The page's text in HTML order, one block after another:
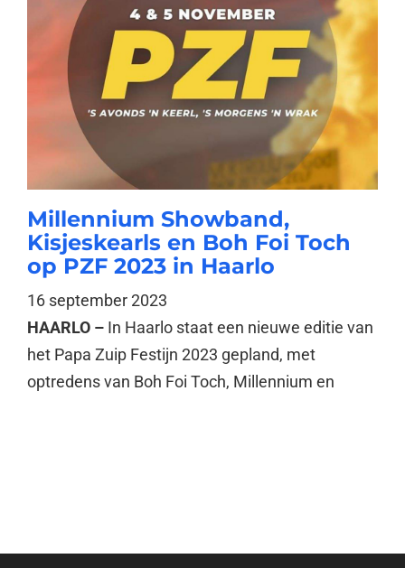
Millennium Showband,
Kisjeskearls en Boh Foi Toch
op PZF 2023 in Haarlo
16 september 2023
HAARLO – In Haarlo staat een nieuwe editie van
het Papa Zuip Festijn 2023 gepland, met
optredens van Boh Foi Toch, Millennium en